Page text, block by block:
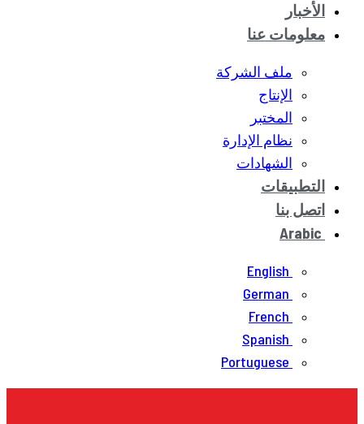
الأخبار
معلومات عنا
ملف الشركة
الإنتاج
المختبر
نظام الإدارة
الشهادات
التطبيقات
اتصل بنا
Arabic
English
German
French
Spanish
Portuguese